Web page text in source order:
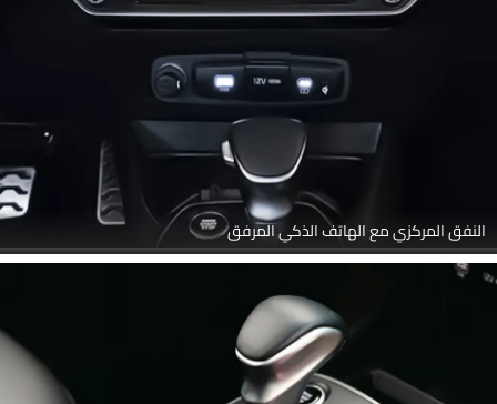
النفق المركزي مع الهاتف الذكي المرفق